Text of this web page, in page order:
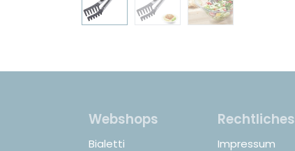
Webshops
Bialetti
Rechtliches
Impressum